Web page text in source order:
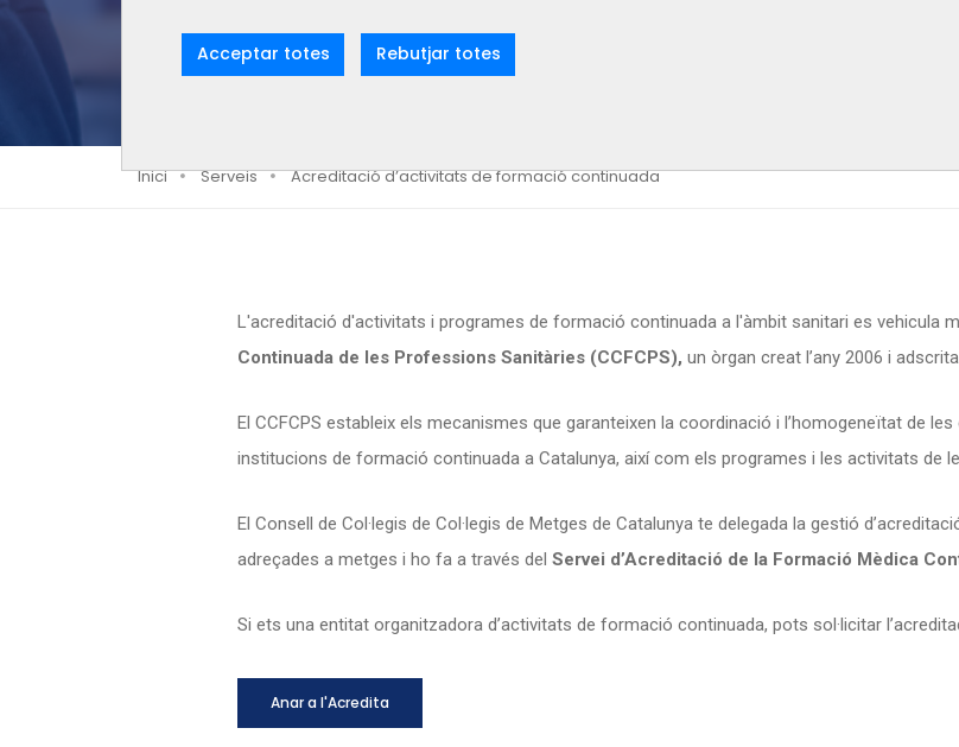
Acceptar totes Rebutjar totes
Inici Serveis Acreditació d’activitats de formació continuada
L'acreditació d'activitats i programes de formació continuada a l'àmbit sanitari es vehicula
Continuada de les Professions Sanitàries (CCFCPS), un òrgan creat l’any 2006 i
El CCFCPS estableix els mecanismes que garanteixen la coordinació i l’homogeneïtat de
institucions de formació continuada a Catalunya, així com els programes i les activitats de
El Consell de Col·legis de Col·legis de Metges de Catalunya te delegada la gestió
adreçades a metges i ho fa a través del Servei d’Acreditació de la Formació Mèdica
Si ets una entitat organitzadora d’activitats de formació continuada, pots sol·licitar
Anar a l'Acredita